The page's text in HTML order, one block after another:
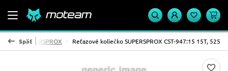
Späť
SUPERSPROX Reťazové koliečko SUPERSPROX CST-947:15 15T, 525